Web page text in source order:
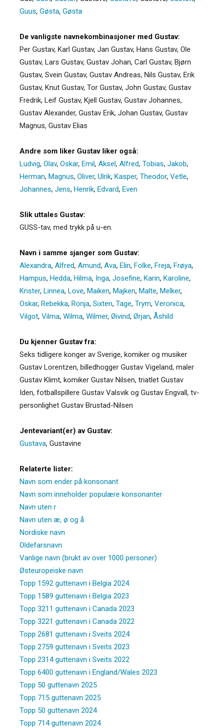
Guus, Gøsta, Gøsta
De vanligste navnekombinasjoner med Gustav:
Per Gustav, Karl Gustav, Jan Gustav, Hans Gustav, Ole
Gustav, Lars Gustav, Gustav Johan, Carl Gustav, Bjørn
Gustav, Svein Gustav, Gustav Andreas, Nils Gustav, Erik
Gustav, Knut Gustav, Tor Gustav, John Gustav, Gustav
Fredrik, Leif Gustav, Kjell Gustav, Gustav Johannes,
Gustav Alexander, Gustav Erik, Johan Gustav, Gustav
Magnus, Gustav Elias
Andre som liker Gustav liker også:
Ludvig, Olav, Oskar, Emil, Aksel, Alfred, Tobias, Jakob,
Herman, Magnus, Oliver, Ulrik, Kasper, Theodor, Vetle,
Johannes, Jens, Henrik, Edvard, Even
Slik uttales Gustav:
GUSS-tav, med trykk på u-en.
Navn i samme sjanger som Gustav:
Alexandra, Alfred, Amund, Ava, Elin, Folke, Freja, Frøya,
Hampus, Hedda, Hilma, Inga, Josefine, Karin, Karoline,
Krister, Linnea, Love, Maiken, Majken, Malte, Melker,
Oskar, Rebekka, Ronja, Sixten, Tage, Trym, Veronica,
Vilgot, Vilma, Wilma, Wilmer, Øivind, Ørjan, Åshild
Du kjenner Gustav fra:
Seks tidligere konger av Sverige, komiker og musiker
Gustav Lorentzen, billedhogger Gustav Vigeland, maler
Gustav Klimt, komiker Gustav Nilsen, triatlet Gustav
Iden, fotballspillere Gustav Valsvik og Gustav Engvall, tv-
personlighet Gustav Brustad-Nilsen
Jentevariant(er) av Gustav:
Gustava, Gustavine
Relaterte lister:
Navn som ender på konsonant
Navn som inneholder populære konsonanter
Navn uten r
Navn uten æ, ø og å
Nordiske navn
Oldefarsnavn
Vanlige navn (brukt av over 1000 personer)
Østeuropeiske navn
Topp 1592 guttenavn i Belgia 2024
Topp 1589 guttenavn i Belgia 2023
Topp 3211 guttenavn i Canada 2023
Topp 3221 guttenavn i Canada 2022
Topp 2681 guttenavn i Sveits 2024
Topp 2759 guttenavn i Sveits 2023
Topp 2314 guttenavn i Sveits 2022
Topp 6400 guttenavn i England/Wales 2023
Topp 50 guttenavn 2025
Topp 715 guttenavn 2025
Topp 50 guttenavn 2024
Topp 714 guttenavn 2024